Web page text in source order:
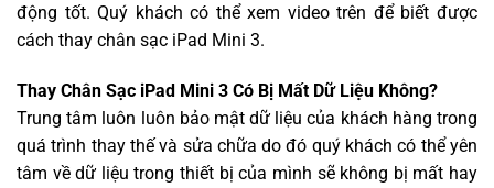
động tốt. Quý khách có thể xem video trên để biết được
cách thay chân sạc iPad Mini 3.
Thay Chân Sạc iPad Mini 3 Có Bị Mất Dữ Liệu Không?
Trung tâm luôn luôn bảo mật dữ liệu của khách hàng trong
quá trình thay thế và sửa chữa do đó quý khách có thể yên
tâm về dữ liệu trong thiết bị của mình sẽ không bị mất hay